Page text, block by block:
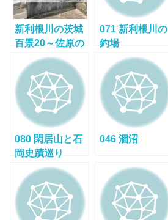
新利根川の茨城
百景20～佐原の
町並み
071 新利根川の
釣場
080 閑居山と石
岡史蹟巡り
046 涸沼